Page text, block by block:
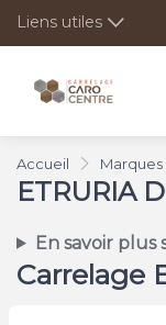
Liens utiles
Accueil Marques
ETRURIA
En savoir
Carrelage